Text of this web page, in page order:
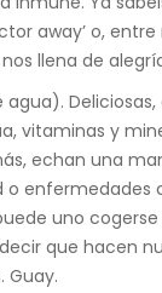
away’ o, entre
llena de
agua).
vitaminas y
echan una
o enfermedades
uno
que hacen
Guay.